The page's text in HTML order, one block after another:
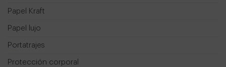
Papel Kraft
Papel lujo
Portatrajes
Protección corporal